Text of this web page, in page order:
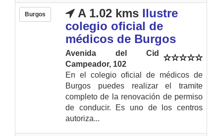
Burgos A 1.02 kms Ilustre
colegio oficial de
médicos de Burgos
Avenida del Cid
Campeador, 102
En el colegio oficial de médicos de
Burgos puedes realizar el tramite
completo de la renovación de permiso
de conducir. Es uno de los centros
autoriza...